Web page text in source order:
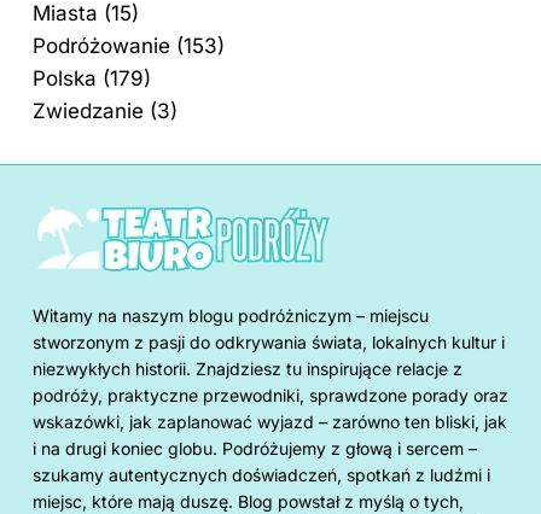
Miasta (15)
Podróżowanie (153)
Polska (179)
Zwiedzanie (3)
Witamy na naszym blogu podróżniczym – miejscu
stworzonym z pasji do odkrywania świata, lokalnych kultur i
niezwykłych historii. Znajdziesz tu inspirujące relacje z
podróży, praktyczne przewodniki, sprawdzone porady oraz
wskazówki, jak zaplanować wyjazd – zarówno ten bliski, jak
i na drugi koniec globu. Podróżujemy z głową i sercem –
szukamy autentycznych doświadczeń, spotkań z ludźmi i
miejsc, które mają duszę. Blog powstał z myślą o tych,